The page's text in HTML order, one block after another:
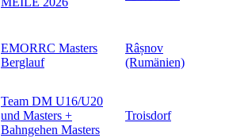
EMORRC Masters
Berglauf
Râșnov
(Rumänien)
Team DM U16/U20
und Masters +
Bahngehen Masters
Troisdorf